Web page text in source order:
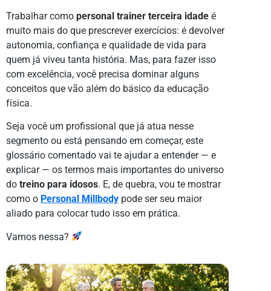
Trabalhar como personal trainer terceira idade é
muito mais do que prescrever exercícios: é devolver
autonomia, confiança e qualidade de vida para
quem já viveu tanta história. Mas, para fazer isso
com excelência, você precisa dominar alguns
conceitos que vão além do básico da educação
física.
Seja você um profissional que já atua nesse
segmento ou está pensando em começar, este
glossário comentado vai te ajudar a entender — e
explicar — os termos mais importantes do universo
do treino para idosos. E, de quebra, vou te mostrar
como o Personal Millbody pode ser seu maior
aliado para colocar tudo isso em prática.
Vamos nessa?